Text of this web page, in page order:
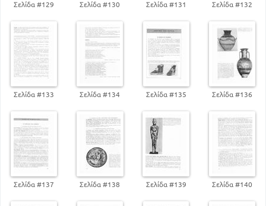
Σελίδα #129 Σελίδα #130 Σελίδα #131 Σελίδα #132
Σελίδα #133 Σελίδα #134 Σελίδα #135 Σελίδα #136
Σελίδα #137 Σελίδα #138 Σελίδα #139 Σελίδα #140